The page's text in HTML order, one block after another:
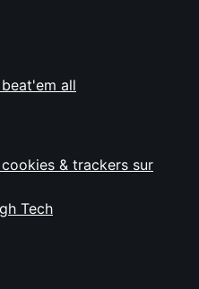
all
& trackers sur
Tech